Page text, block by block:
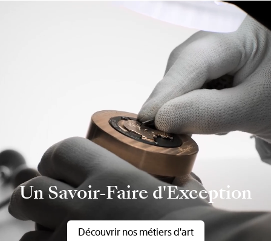
Un Savoir-Faire d'Exception
Découvrir nos métiers d'art